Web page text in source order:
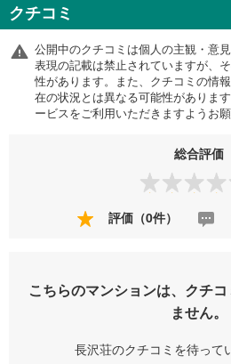
クチコミ
公開中のクチコミは個人の主観・意
表現の記載は禁止されていますが、
性があります。また、クチコミの情
在の状況とは異なる可能性がありま
ービスをご利用いただきますようお願
総合評価
評価（0件）
こちらのマンションは、クチ
ません。
長沢荘のクチコミを待って